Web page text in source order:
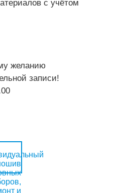
с учётом
желанию
записи!